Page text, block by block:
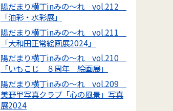
陽だまり横丁inみの～れ vol.212
「油彩・水彩展」
陽だまり横丁inみの～れ vol.211
「大和田正常絵画展2024」
陽だまり横丁inみの～れ vol.210
「いもこじ ８周年 絵画展」
陽だまり横丁inみの～れ vol.209
美野里写真クラブ「心の風景」写真
展2024